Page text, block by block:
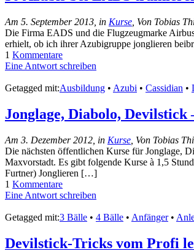
Am 5. September 2013, in Kurse , Von Tobias
Die Firma EADS und die Flugzeugmarke
erhielt, ob ich ihrer Azubigruppe jonglieren
1 Kommentare
Eine Antwort schreiben
Getagged mit:Ausbildung • Azubi • Cassidian •
Jonglage, Diabolo, Devilstick
Am 3. Dezember 2012, in Kurse , Von Tobias
Die nächsten öffentlichen Kurse für Jonglage,
Maxvorstadt. Es gibt folgende Kurse à 1,5
Furtner) Jonglieren […]
1 Kommentare
Eine Antwort schreiben
Getagged mit:3 Bälle • 4 Bälle • Anfänger•
Devilstick-Tricks vom Profi